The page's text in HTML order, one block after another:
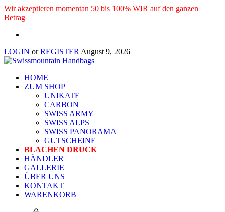
Wir akzeptieren momentan 50 bis 100% WIR auf den ganzen
Betrag
LOGIN orREGISTER|August 9, 2026
HOME
ZUM SHOP
UNIKATE
CARBON
SWISS ARMY
SWISS ALPS
SWISS PANORAMA
GUTSCHEINE
BLACHEN DRUCK
HÄNDLER
GALLERIE
ÜBER UNS
KONTAKT
WARENKORB